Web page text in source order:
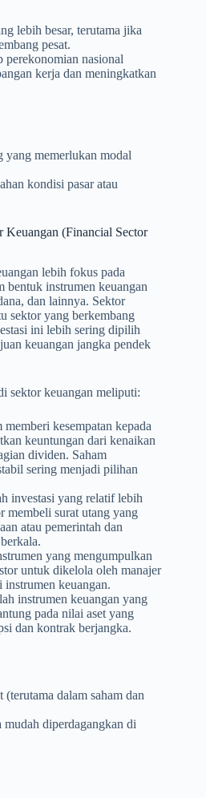
lebih besar, terutama jika
pesat.
perekonomian nasional
kerja dan meningkatkan
yang memerlukan modal
kondisi pasar atau
Keuangan (Financial Sector
lebih fokus pada
bentuk instrumen keuangan
dan lainnya. Sektor
sektor yang berkembang
ini lebih sering dipilih
keuangan jangka pendek
sektor keuangan meliputi:
memberi kesempatan kepada
keuntungan dari kenaikan
dividen. Saham
sering menjadi pilihan
investasi yang relatif lebih
membeli surat utang yang
atau pemerintah dan
yang mengumpulkan
untuk dikelola oleh manajer
instrumen keuangan.
instrumen keuangan yang
pada nilai aset yang
dan kontrak berjangka.
dalam saham dan
diperdagangkan di